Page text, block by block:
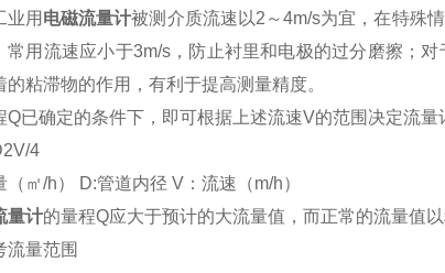
业用 电磁流量计被测介质流速以2～4m/s为宜，在特殊
常用流速应小于3m/s，防止衬里和电极的过分磨擦；
的粘滞物的作用，有利于提高测量精度。
Q已确定的条件下，即可根据上述流速V的范围决定流量
4
（㎡/h） D:管道内径 V：流速（m/h）
量计的量程Q应大于预计的大流量值，而正常的流量值
量范围